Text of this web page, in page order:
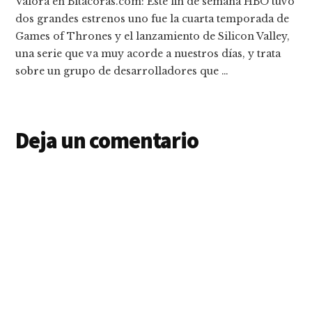
dos grandes estrenos uno fue la cuarta temporada de
Games of Thrones y el lanzamiento de Silicon Valley,
una serie que va muy acorde a nuestros días, y trata
sobre un grupo de desarrolladores que …
Deja un comentario